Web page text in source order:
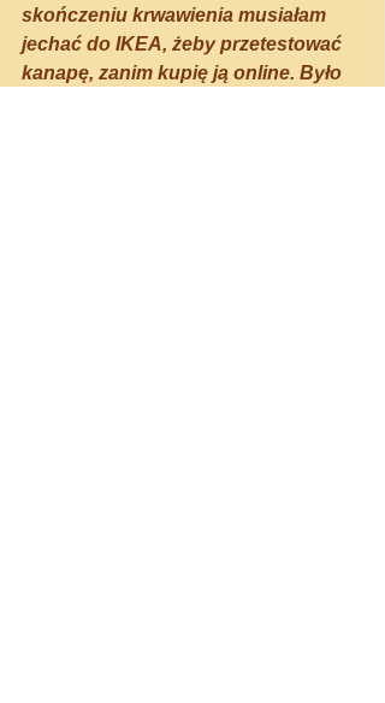
skończeniu krwawienia musiałam
jechać do IKEA, żeby przetestować
kanapę, zanim kupię ją online. Było